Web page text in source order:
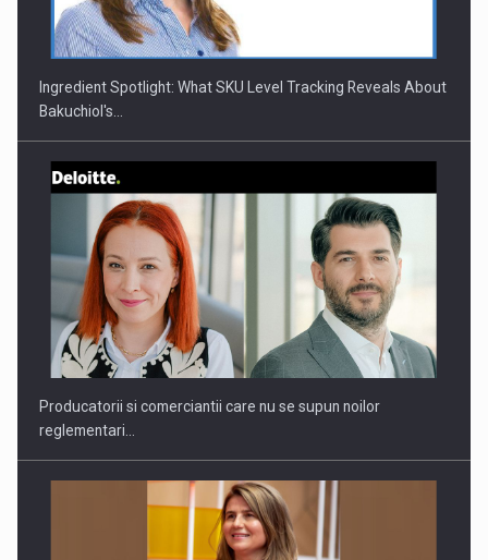
Webinar - Business Evolution-RETHINK STRATEGY-Finantare
Investitii Digitalizare
Ingredient Spotlight: What SKU Level Tracking Reveals About
Bakuchiol's…
Producatorii si comerciantii care nu se supun noilor
reglementari…